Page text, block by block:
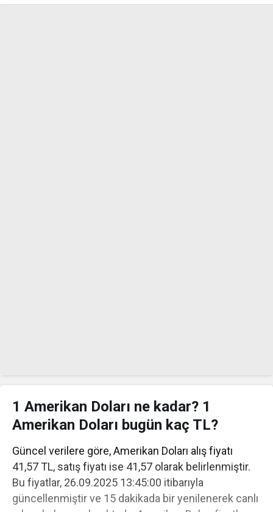
1 Amerikan Doları ne kadar? 1
Amerikan Doları bugün kaç TL?
Güncel verilere göre, Amerikan Doları alış fiyatı
41,57 TL, satış fiyatı ise 41,57 olarak belirlenmiştir.
Bu fiyatlar, 26.09.2025 13:45:00 itibarıyla
güncellenmiştir ve 15 dakikada bir yenilenerek canlı